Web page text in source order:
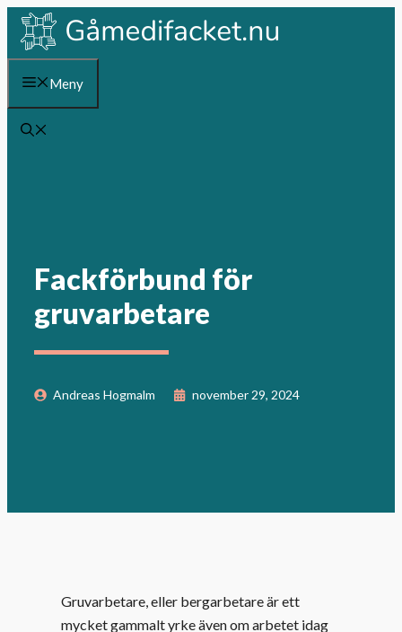
Hoppa
till
innehåll
Meny
Fackförbund för
gruvarbetare
Andreas Hogmalm november 29, 2024
Gruvarbetare, eller bergarbetare är ett
mycket gammalt yrke även om arbetet idag